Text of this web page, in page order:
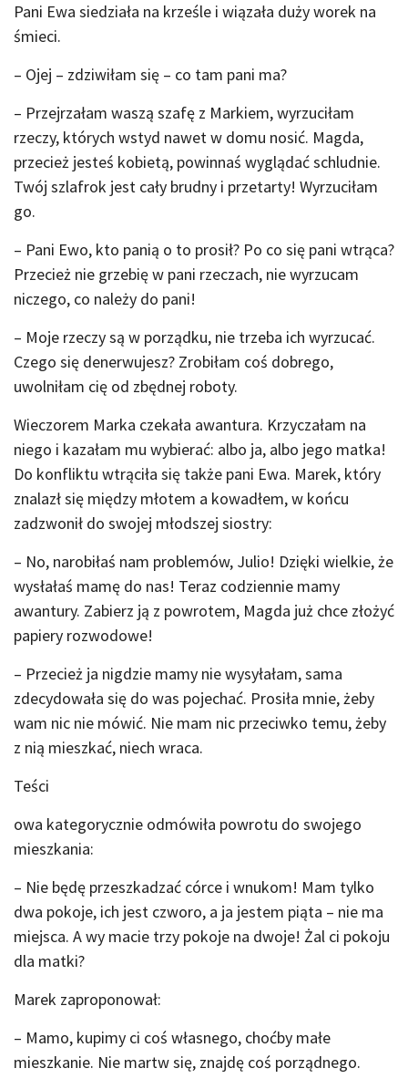
Pani Ewa siedziała na krześle i wiązała duży worek na
śmieci.
– Ojej – zdziwiłam się – co tam pani ma?
– Przejrzałam waszą szafę z Markiem, wyrzuciłam
rzeczy, których wstyd nawet w domu nosić. Magda,
przecież jesteś kobietą, powinnaś wyglądać schludnie.
Twój szlafrok jest cały brudny i przetarty! Wyrzuciłam
go.
– Pani Ewo, kto panią o to prosił? Po co się pani wtrąca?
Przecież nie grzebię w pani rzeczach, nie wyrzucam
niczego, co należy do pani!
– Moje rzeczy są w porządku, nie trzeba ich wyrzucać.
Czego się denerwujesz? Zrobiłam coś dobrego,
uwolniłam cię od zbędnej roboty.
Wieczorem Marka czekała awantura. Krzyczałam na
niego i kazałam mu wybierać: albo ja, albo jego matka!
Do konfliktu wtrąciła się także pani Ewa. Marek, który
znalazł się między młotem a kowadłem, w końcu
zadzwonił do swojej młodszej siostry:
– No, narobiłaś nam problemów, Julio! Dzięki wielkie, że
wysłałaś mamę do nas! Teraz codziennie mamy
awantury. Zabierz ją z powrotem, Magda już chce złożyć
papiery rozwodowe!
– Przecież ja nigdzie mamy nie wysyłałam, sama
zdecydowała się do was pojechać. Prosiła mnie, żeby
wam nic nie mówić. Nie mam nic przeciwko temu, żeby
z nią mieszkać, niech wraca.
Teści
owa kategorycznie odmówiła powrotu do swojego
mieszkania:
– Nie będę przeszkadzać córce i wnukom! Mam tylko
dwa pokoje, ich jest czworo, a ja jestem piąta – nie ma
miejsca. A wy macie trzy pokoje na dwoje! Żal ci pokoju
dla matki?
Marek zaproponował:
– Mamo, kupimy ci coś własnego, choćby małe
mieszkanie. Nie martw się, znajdę coś porządnego.